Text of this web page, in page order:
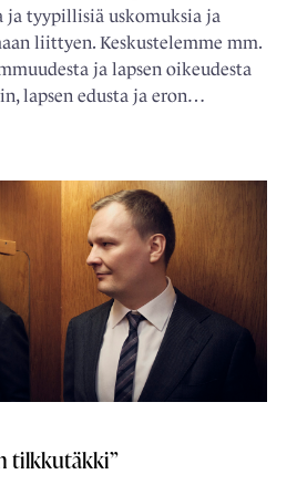
tyypillisiä uskomuksia ja
liittyen. Keskustelemme mm.
ja lapsen oikeudesta
lapsen edusta ja eron…
tilkkutäkki”